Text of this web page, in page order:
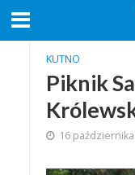
KUTNO
Piknik
16 października